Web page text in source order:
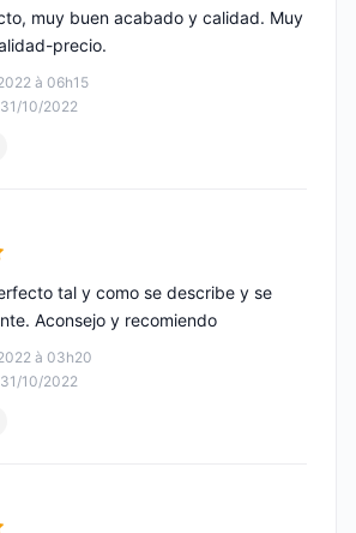
à 06h15
10/2022
muy buen acabado y calidad. Muy
precio.
à 03h20
10/2022
tal y como se describe y se
Aconsejo y recomiendo